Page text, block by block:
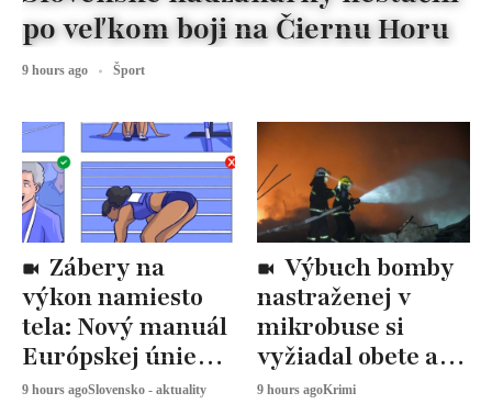
výkon namiesto
tela: Nový manuál
Európskej únie
určuje, ako
9 hours agoSlovensko - aktuality
nastraženej v
mikrobuse si
vyžiadal obete a
zranených
9 hours agoKrimi
po veľkom boji na Čiernu Horu
9 hours ago Šport